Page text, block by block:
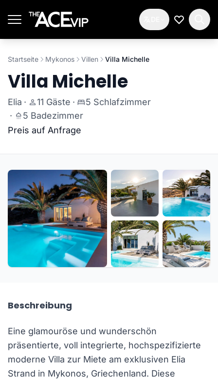
Meine
Startseite Mykonos Villen Villa Michelle
Villa Michelle
Elia · 11 Gäste ·
5 Schlafzimmer
·
5 Badezimmer
Preis auf Anfrage
Beschreibung
Eine glamouröse und wunderschön
präsentierte, voll integrierte, hochspezifizierte
moderne Villa zur Miete am exklusiven Elia
Strand in Mykonos, Griechenland. Diese